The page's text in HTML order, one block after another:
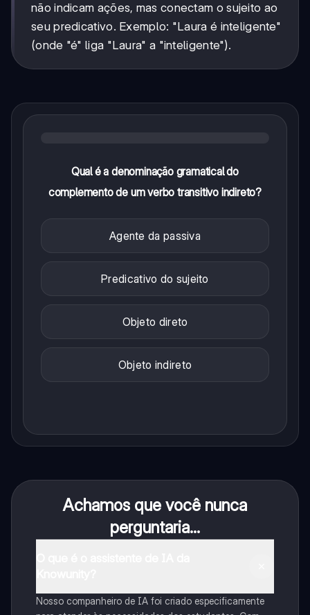
não indicam ações, mas conectam o sujeito ao
seu predicativo. Exemplo: "Laura é inteligente"
(onde "é" liga "Laura" a "inteligente").
Qual é a denominação gramatical do
complemento de um verbo transitivo indireto?
Agente da passiva
Predicativo do sujeito
Objeto direto
Objeto indireto
Achamos que você nunca
perguntaria...
Nosso companheiro de IA foi criado especificamente